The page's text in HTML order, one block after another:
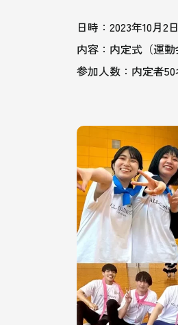
日時：2023年10月2
内容：内定式（運
参加人数：内定者